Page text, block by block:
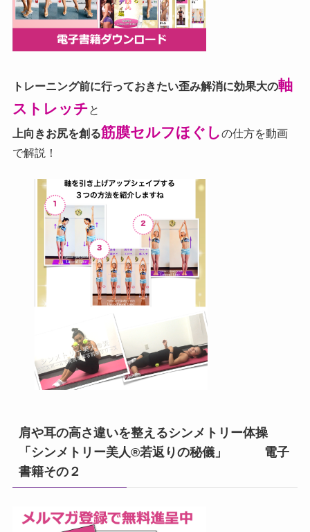
トレーニング前に行っておきたい歪み解消に効果大の軸
ストレッチと
上向きお尻を創る筋膜セルフほぐしの仕方を動画
で解説！
肩や耳の高さ違いを整えるシンメトリー体操
「シンメトリー美人®若返りの秘儀」 電子
書籍その２